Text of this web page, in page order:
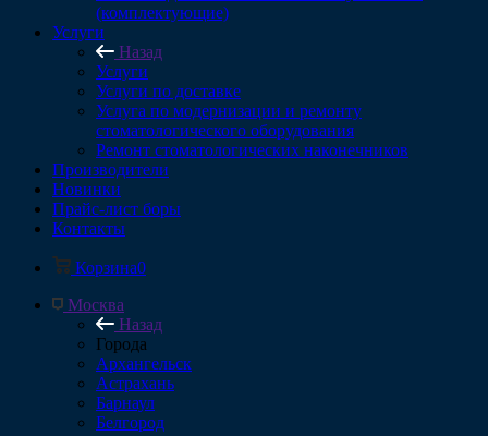
(комплектующие)
Услуги
Назад
Услуги
Услуги по доставке
Услуга по модернизации и ремонту
стоматологического оборудования
Ремонт стоматологических наконечников
Производители
Новинки
Прайс-лист боры
Контакты
Корзина0
Москва
Назад
Города
Архангельск
Астрахань
Барнаул
Белгород